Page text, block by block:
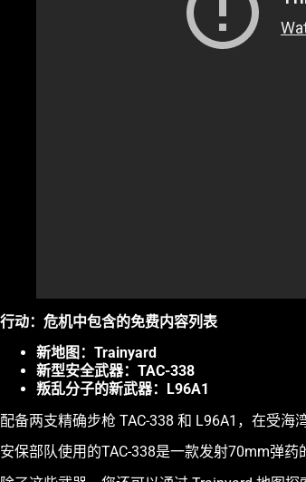
行动：危机中包含的免费内容列表
新地图：Trainyard
新型安全武器：TAC-338
叛乱分子的新武器：L96A1
配备两支精确步枪 TAC-338 和 L96A1，在受海
安保部队使用的TAC-338是一款发射70mm弹